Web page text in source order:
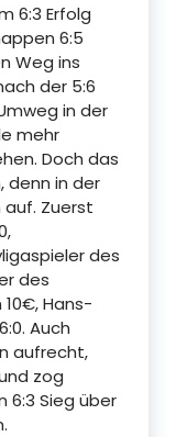
6:3 Erfolg
6:5
Weg ins
der 5:6
in der
mehr
Doch das
denn in der
Zuerst
des
des
Hans-
Auch
aufrecht,
zog
6:3 Sieg über